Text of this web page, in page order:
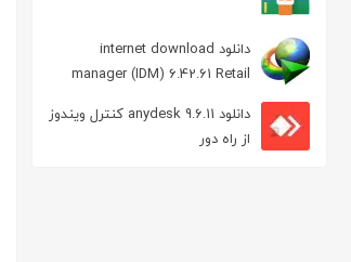
دانلود internet download
manager (IDM) 6.42.61 Retail
مدیریت دانلود
دانلود anydesk 9.6.11 کنترل ویندوز
از راه دور